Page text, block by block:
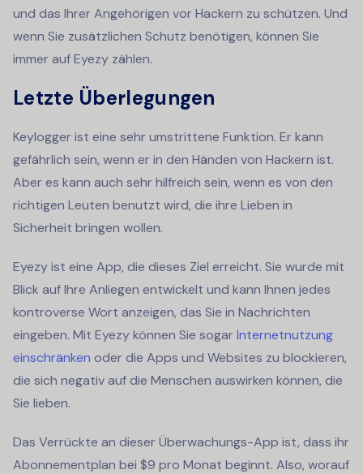
und das Ihrer Angehörigen vor Hackern zu schützen. Und
wenn Sie zusätzlichen Schutz benötigen, können Sie
immer auf Eyezy zählen.
Letzte Überlegungen
Keylogger ist eine sehr umstrittene Funktion. Er kann
gefährlich sein, wenn er in den Händen von Hackern ist.
Aber es kann auch sehr hilfreich sein, wenn es von den
richtigen Leuten benutzt wird, die ihre Lieben in
Sicherheit bringen wollen.
Eyezy ist eine App, die dieses Ziel erreicht. Sie wurde mit
Blick auf Ihre Anliegen entwickelt und kann Ihnen jedes
kontroverse Wort anzeigen, das Sie in Nachrichten
eingeben. Mit Eyezy können Sie sogarInternetnutzung
einschränken oder die Apps und Websites zu blockieren,
die sich negativ auf die Menschen auswirken können, die
Sie lieben.
Das Verrückte an dieser Überwachungs-App ist, dass ihr
Abonnementplan bei $9 pro Monat beginnt. Also, worauf